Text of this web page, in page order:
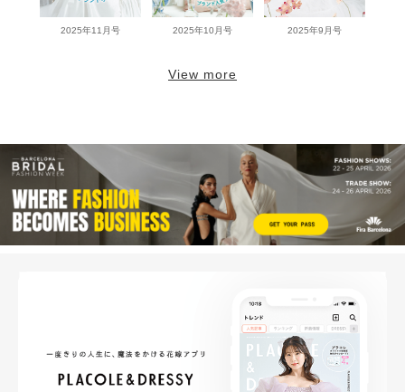
2025年11月号 2025年10月号 2025年9月号
View more